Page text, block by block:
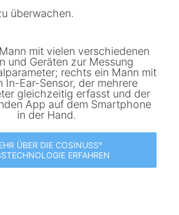
überwachen.
ÜBER DIE COSINUSS°
ERFAHREN